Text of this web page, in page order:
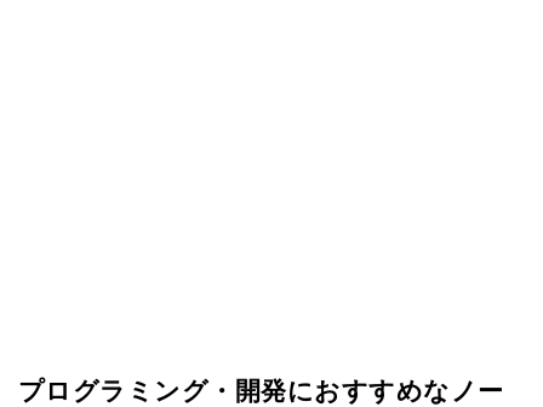
プログラミング・開発におすすめなノー